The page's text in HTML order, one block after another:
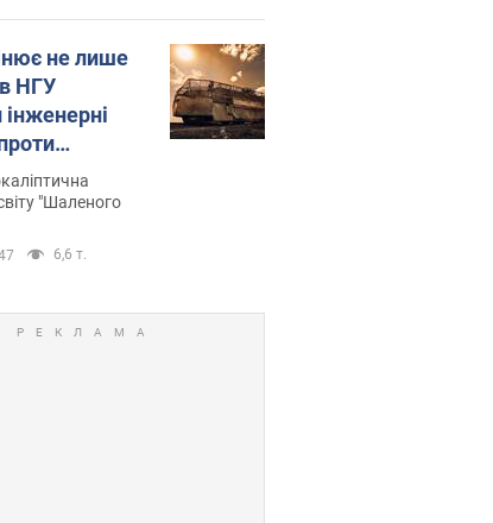
не лише
НГУ
FPV-дронів.
"Шаленого
6,6 т.